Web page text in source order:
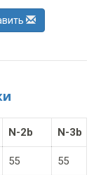
N-2b N-3b
55 55